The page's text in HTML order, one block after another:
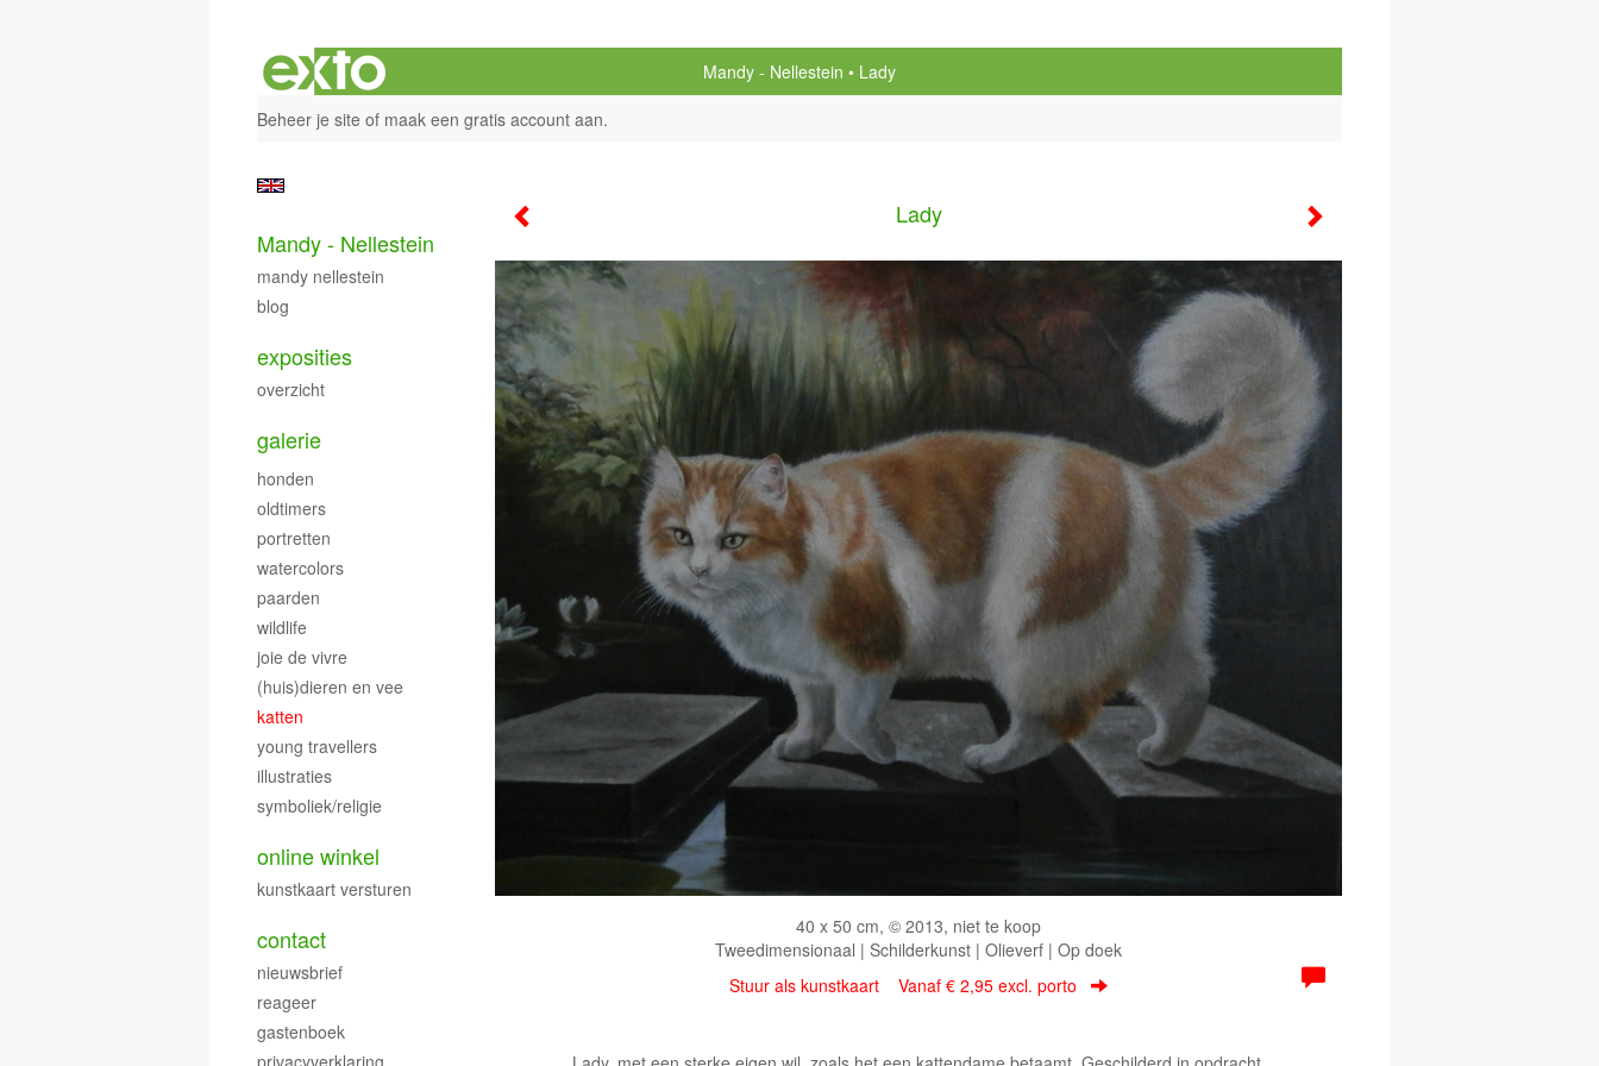
Mandy - Nellestein
Lady
Beheer je site of maak een gratis account aan.
Lady
40 x 50 cm, © 2013, niet te koop
Tweedimensionaal | Schilderkunst | Olieverf | Op doek
Stuur als kunstkaart Vanaf € 2,95 excl. porto
Mandy - Nellestein
mandy nellestein
blog
exposities
overzicht
galerie
honden
oldtimers
portretten
watercolors
paarden
wildlife
joie de vivre
(huis)dieren en vee
katten
young travellers
illustraties
symboliek/religie
online winkel
kunstkaart versturen
contact
nieuwsbrief
reageer
gastenboek
privacyverklaring